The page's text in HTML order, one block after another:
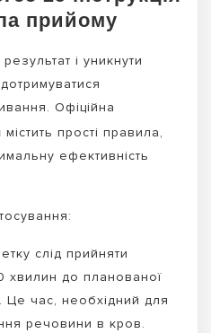
прийому
і уникнути
Офіційна
містить прості правила,
ефективність
слід прийняти
хвилин до планованої
Це час, необхідний для
речовини в кров.